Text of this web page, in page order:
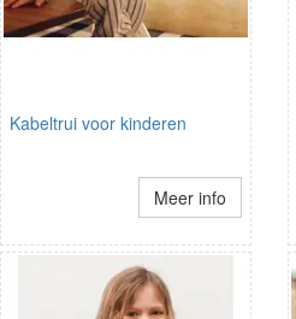
Kabeltrui voor kinderen
Meer info